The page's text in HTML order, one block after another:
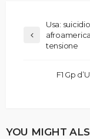
Usa:
tensione
F1 Gp
YOU MIGHT